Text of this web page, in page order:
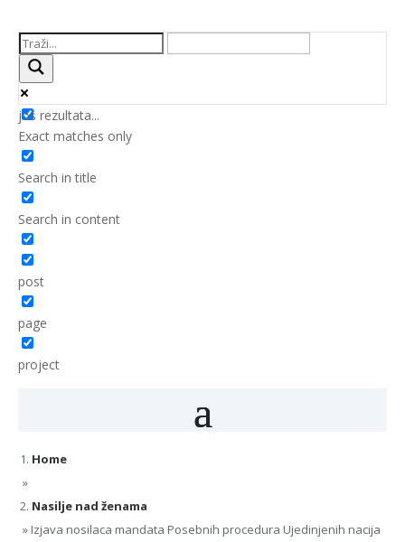
još rezultata...
Exact matches only
Search in title
Search in content
post
page
project
Home
»
Nasilje nad ženama
» Izjava nosilaca mandata Posebnih procedura Ujedinjenih nacija